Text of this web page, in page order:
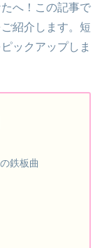
へ！この記事で
紹介します。短
ックアップしま
鉄板曲